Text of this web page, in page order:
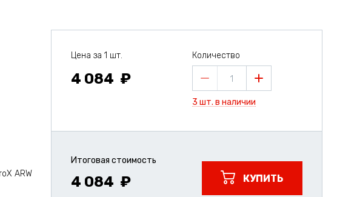
ARW
Цена за 1 шт.
4 084
Количество
1
3 шт. в наличии
Итоговая стоимость
4 084 КУПИТЬ